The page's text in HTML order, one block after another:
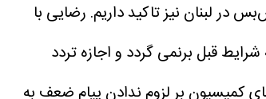
در لبنان نیز تاکید داریم. رضایی با
قبل برنمی گردد و اجازه تردد
کمیسیون بر لزوم ندادن پیام ضعف به